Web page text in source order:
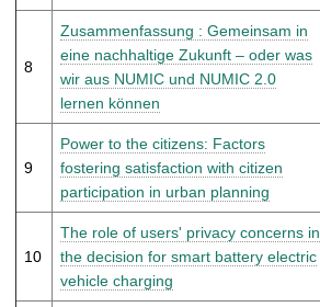
8
Zusammenfassung : Gemeinsam in
eine nachhaltige Zukunft – oder was
wir aus NUMIC und NUMIC 2.0
lernen können
9
Power to the citizens: Factors
fostering satisfaction with citizen
participation in urban planning
10
The role of users' privacy concerns in
the decision for smart battery electric
vehicle charging